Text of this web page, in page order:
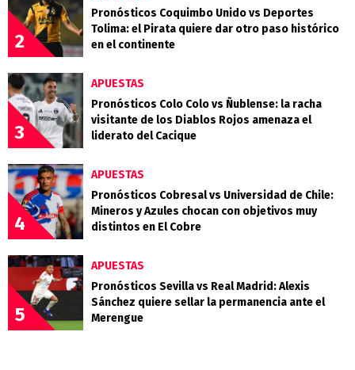
2
Pronósticos Coquimbo Unido vs Deportes
Tolima: el Pirata quiere dar otro paso histórico
en el continente
3
APUESTAS
Pronósticos Colo Colo vs Ñublense: la racha
visitante de los Diablos Rojos amenaza el
liderato del Cacique
4
APUESTAS
Pronósticos Cobresal vs Universidad de Chile:
Mineros y Azules chocan con objetivos muy
distintos en El Cobre
5
APUESTAS
Pronósticos Sevilla vs Real Madrid: Alexis
Sánchez quiere sellar la permanencia ante el
Merengue